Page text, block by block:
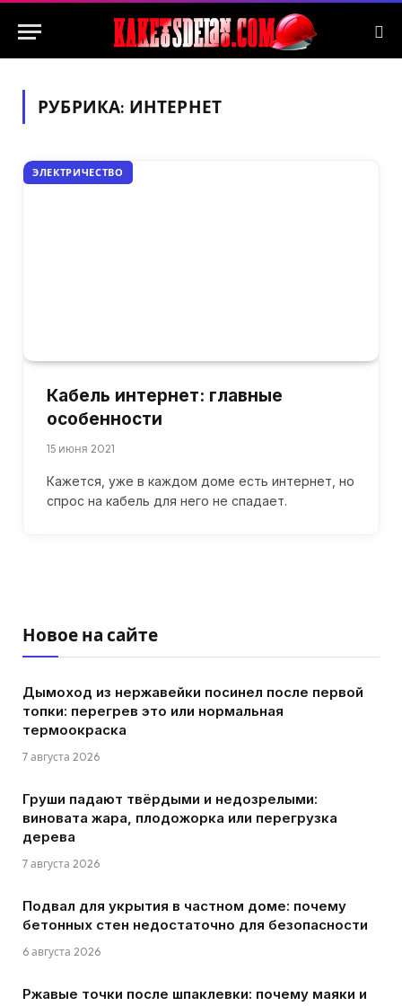
РУБРИКА: ИНТЕРНЕТ
ЭЛЕКТРИЧЕСТВО
Кабель интернет: главные
особенности
15 июня 2021
Кажется, уже в каждом доме есть интернет, но
спрос на кабель для него не спадает.
Новое на сайте
Дымоход из нержавейки посинел после первой
топки: перегрев это или нормальная
термоокраска
7 августа 2026
Груши падают твёрдыми и недозрелыми:
виновата жара, плодожорка или перегрузка
дерева
7 августа 2026
Подвал для укрытия в частном доме: почему
бетонных стен недостаточно для безопасности
6 августа 2026
Ржавые точки после шпаклевки: почему маяки и